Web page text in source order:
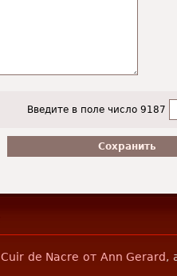
Введите в поле число 9187
Cuir de Nacre от Ann Gerard,